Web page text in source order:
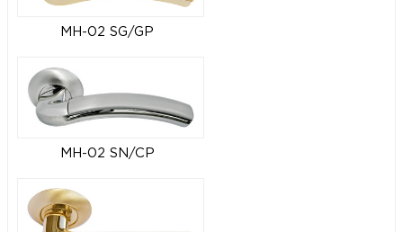
MH-02 SG/GP
MH-02 SN/CP